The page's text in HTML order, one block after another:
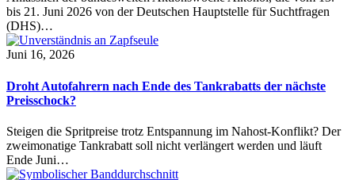
bis 21. Juni 2026 von der Deutschen Hauptstelle für Suchtfragen
(DHS)…
Juni 16, 2026
Droht Autofahrern nach Ende des Tankrabatts der nächste
Preisschock?
Steigen die Spritpreise trotz Entspannung im Nahost-Konflikt? Der
zweimonatige Tankrabatt soll nicht verlängert werden und läuft
Ende Juni…